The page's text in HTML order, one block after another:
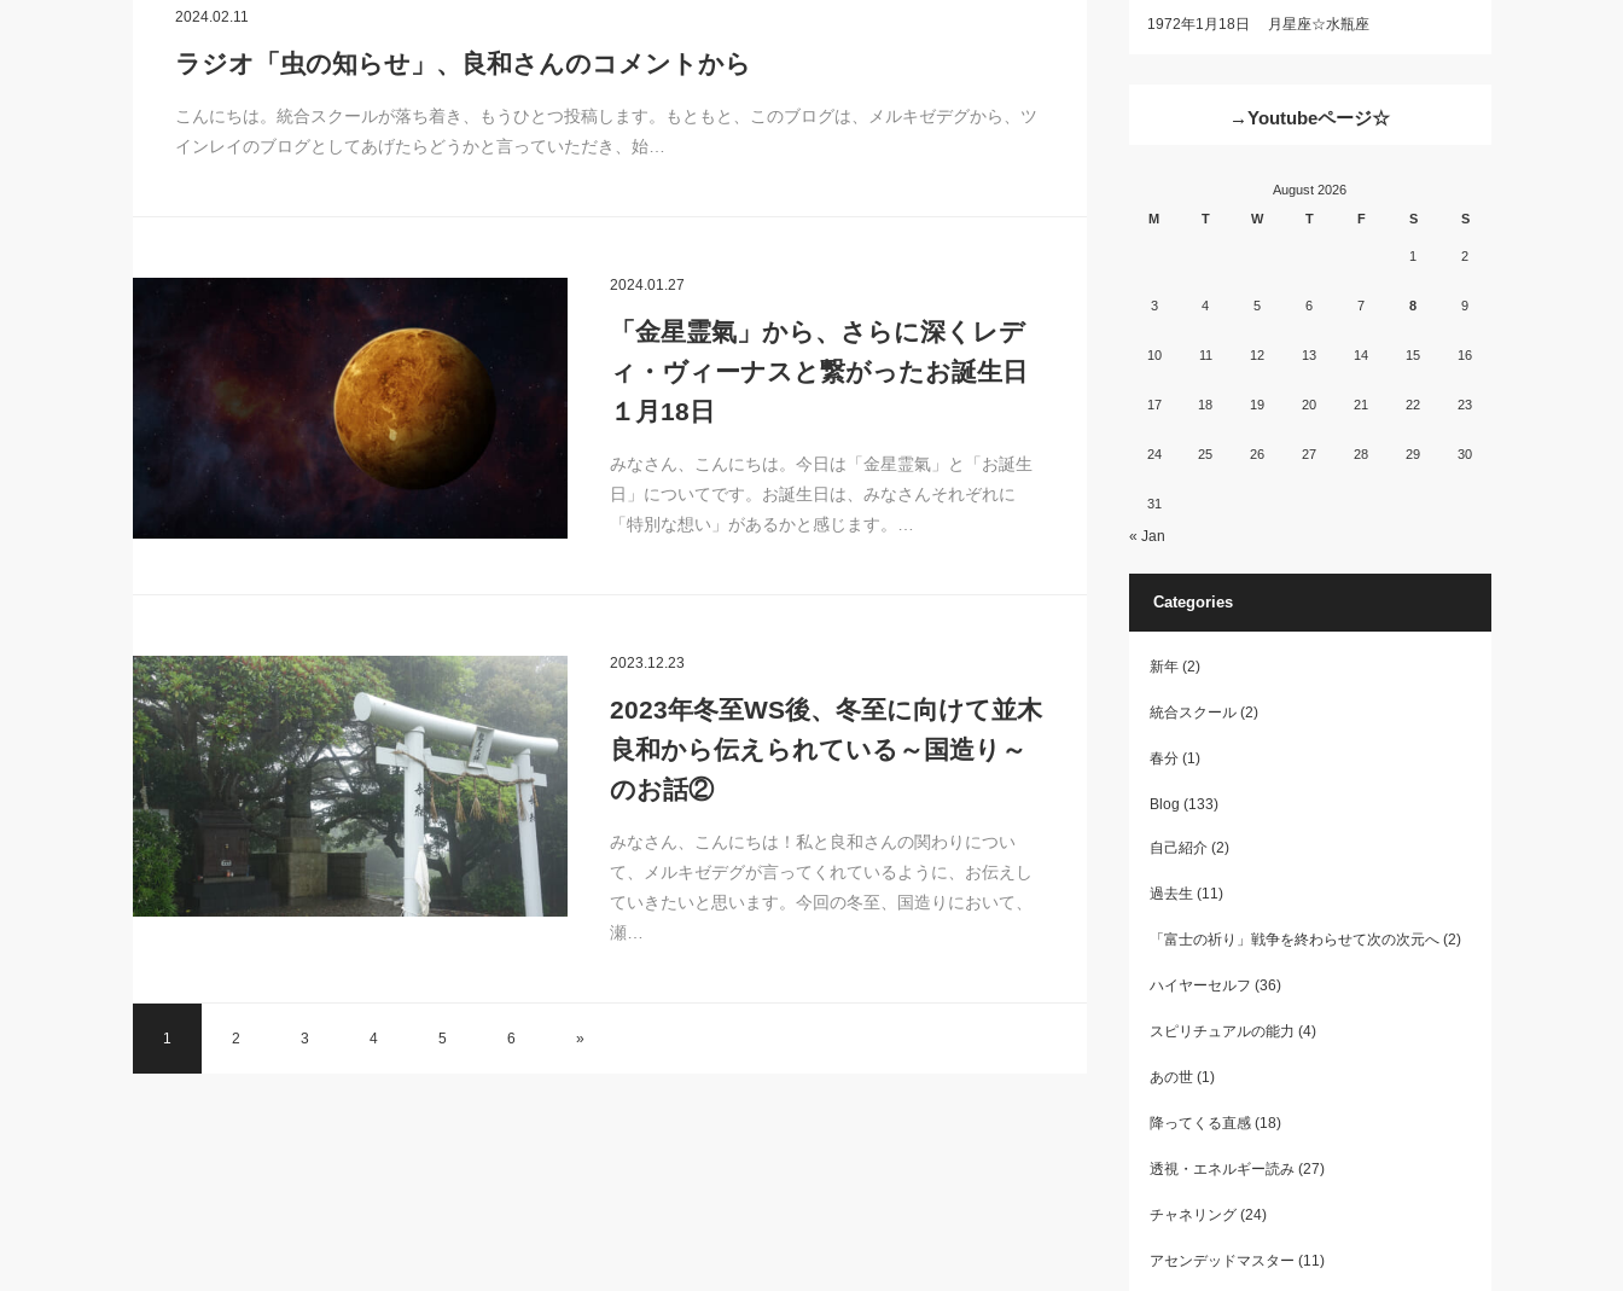
2024.02.11
ラジオ「虫の知らせ」、良和さんのコメントから
こんにちは。統合スクールが落ち着き、もうひとつ投稿します。もともと、このブログは、メルキゼデグから、ツ
インレイのブログとしてあげたらどうかと言っていただき、始…
2024.01.27
「金星霊氣」から、さらに深くレデ
ィ・ヴィーナスと繋がったお誕生日
１月18日
みなさん、こんにちは。今日は「金星霊氣」と「お誕生
日」についてです。お誕生日は、みなさんそれぞれに
「特別な想い」があるかと感じます。…
2023.12.23
2023年冬至WS後、冬至に向けて並木
良和から伝えられている～国造り～
のお話②
みなさん、こんにちは！私と良和さんの関わりについ
て、メルキゼデグが言ってくれているように、お伝えし
ていきたいと思います。今回の冬至、国造りにおいて、
瀬…
1 2 3 4 5 6 »
1972年1月18日 月星座☆水瓶座
→Youtubeページ☆
August 2026
M
T W T F S S
1 2
3 4 5 6 7 8 9
10 11 12 13 14 15 16
17 18 19 20 21 22 23
24 25 26 27 28 29 30
31
« Jan
Categories
新年(2)
統合スクール(2)
春分(1)
Blog (133)
自己紹介(2)
過去生 (11)
「富士の祈り」戦争を終わらせて次の次元へ(2)
ハイヤーセルフ (36)
スピリチュアルの能力 (4)
あの世(1)
降ってくる直感(18)
透視・エネルギー読み(27)
チャネリング(24)
アセンデッドマスター (11)